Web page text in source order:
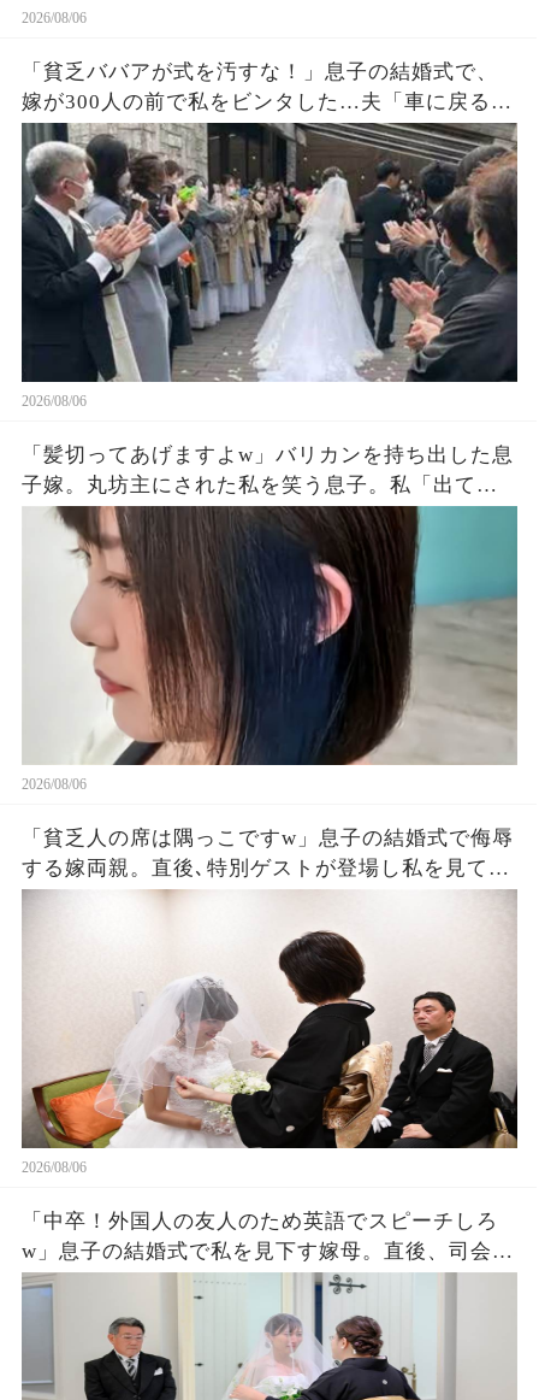
2026/08/06
「貧乏ババアが式を汚すな！」息子の結婚式で、
嫁が300人の前で私をビンタした…夫「車に戻る
か」私「ごめん」皆が私を哀れんでいたが真実が
明かされ嫁は顔面蒼白になった…
2026/08/06
「髪切ってあげますよw」バリカンを持ち出した息
子嫁。丸坊主にされた私を笑う息子。私「出てい
く…」息子夫婦「勝手にしろw」→翌朝、全財産を
持って姿を眩ませた結果…
2026/08/06
「貧乏人の席は隅っこですw」息子の結婚式で侮辱
する嫁両親。直後､特別ゲストが登場し私を見て
「社長！お元気そうで」嫁両親「え？」180度立場
2026/08/06
「中卒！外国人の友人のため英語でスピーチしろ
w」息子の結婚式で私を見下す嫁母。直後、司会が
私を名前を呼ぶと外国人「久しぶりダネ、社
長！」嫁母「え？」→壇上で完璧な英語を私がペ
ラペラ話した結果